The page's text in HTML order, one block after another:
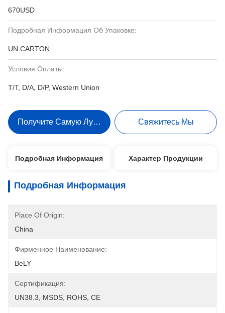
670USD
Подробная Информация Об Упаковке:
UN CARTON
Условия Оплаты:
T/T, D/A, D/P, Western Union
Получите Самую Лучшую Цену Свяжитесь Мы
Подробная Информация Характер Продукции
Подробная Информация
Place Of Origin:
China
Фирменное Наименование:
BeLY
Сертификация:
UN38.3, MSDS, ROHS, CE